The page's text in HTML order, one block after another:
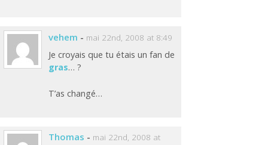
vehem - mai 22nd, 2008 at 8:49
Je croyais que tu étais un fan de
gras… ?
T’as changé…
Thomas - mai 22nd, 2008 at